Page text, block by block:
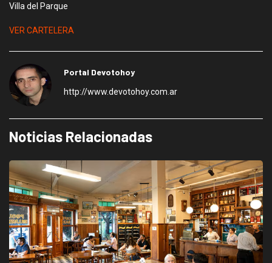
Villa del Parque
VER CARTELERA
Portal Devotohoy
http://www.devotohoy.com.ar
Noticias Relacionadas